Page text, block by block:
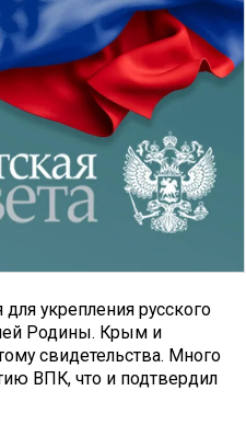
укрепления русского
Родины. Крым и
свидетельства. Много
ВПК, что и подтвердил